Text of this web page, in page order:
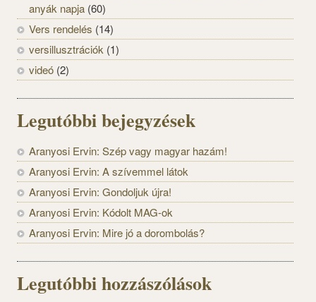
anyák napja (60)
Vers rendelés (14)
versillusztrációk (1)
videó (2)
Legutóbbi bejegyzések
Aranyosi Ervin: Szép vagy magyar hazám!
Aranyosi Ervin: A szívemmel látok
Aranyosi Ervin: Gondoljuk újra!
Aranyosi Ervin: Kódolt MAG-ok
Aranyosi Ervin: Mire jó a dorombolás?
Legutóbbi hozzászólások